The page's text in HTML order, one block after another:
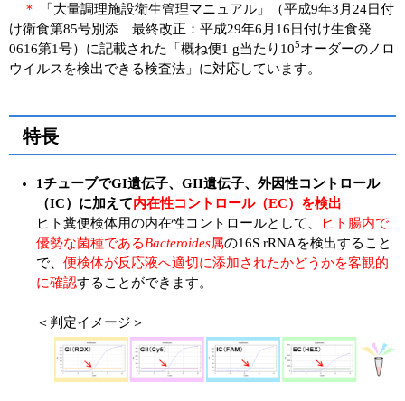
＊
「大量調理施設衛生管理マニュアル」（平成9年3月24日付
け衛食第85号別添 最終改正：平成29年6月16日付け生食発
0616第1号）に記載された「概ね便1 g当たり105オーダーのノロ
ウイルスを検出できる検査法」に対応しています。
特長
1チューブでGI遺伝子、GII遺伝子、外因性コントロール
（IC）に加えて内在性コントロール（EC）を検出
ヒト糞便検体用の内在性コントロールとして、
ヒト腸内で
優勢な菌種であるBacteroides属の16S rRNAを検出すること
で、 便検体が反応液へ適切に添加されたかどうかを客観的
に確認することができます。
＜判定イメージ＞